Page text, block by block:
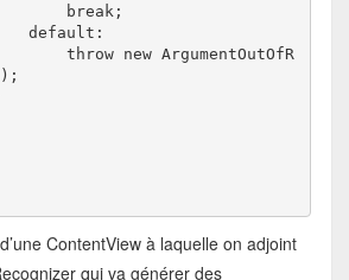
ArgumentOutOfR
ContentView à laquelle on adjoint
qui va générer des